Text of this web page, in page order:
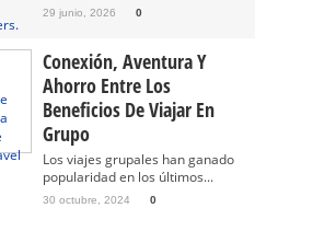
29 junio, 2026 0
Conexión, Aventura Y
Ahorro Entre Los
Beneficios De Viajar En
Grupo
Los viajes grupales han ganado
popularidad en los últimos...
30 octubre, 2024 0